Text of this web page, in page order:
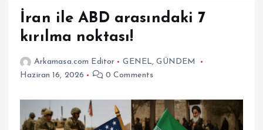
İran ile ABD arasındaki 7
kırılma noktası!
Arkamasa.com Editor GENEL,GÜNDEM
Haziran 16, 2026
0 Comments